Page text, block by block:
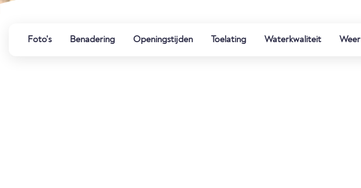
Foto's Benadering Openingstijden Toelating Waterkwaliteit Weer